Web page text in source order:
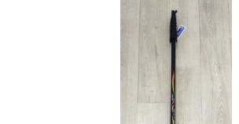
Товары для рыбалки